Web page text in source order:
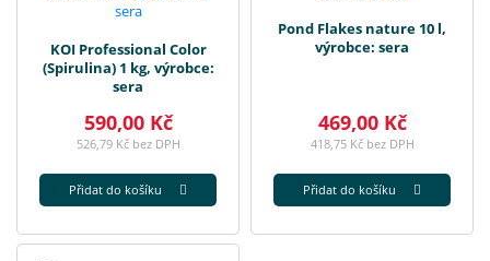
KOI Professional Color
(Spirulina) 1 kg, výrobce:
sera
590,00 Kč
526,79 Kč bez DPH
Přidat do košíku
Pond Flakes nature 10 l,
výrobce: sera
469,00 Kč
418,75 Kč bez DPH
Přidat do košíku